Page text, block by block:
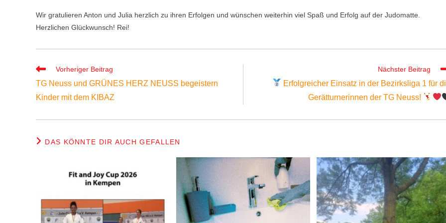
Wir gratulieren Anton und Julia herzlich zu ihren Erfolgen und wünschen weiterhin viel Spaß und Erfolg auf der Judomatte.
Herzlichen Glückwunsch! Rei!
Weitere
ansehen
Vorheriger Beitrag
TG Neuss und GRÜNES HERZ NEUSS begeistern
Kinder mit dem KIBAZ
Nächster Beitrag
Erfolgreicher Einsatz in der Bezirksliga 1 für
Gerätturnerinnen der TG Neuss!
DAS KÖNNTE DIR AUCH GEFALLEN